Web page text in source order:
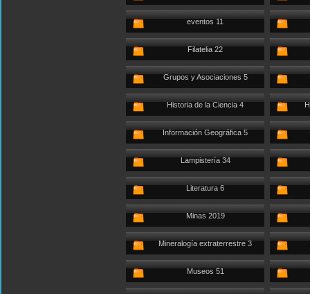
eventos 11
Filatelia 22
Grupos y Asociaciones 5
Historia de la Ciencia 4
Información Geográfica 5
Lampistería 34
Literatura 6
Minas 2019
Mineralogía extraterrestre 3
Museos 51